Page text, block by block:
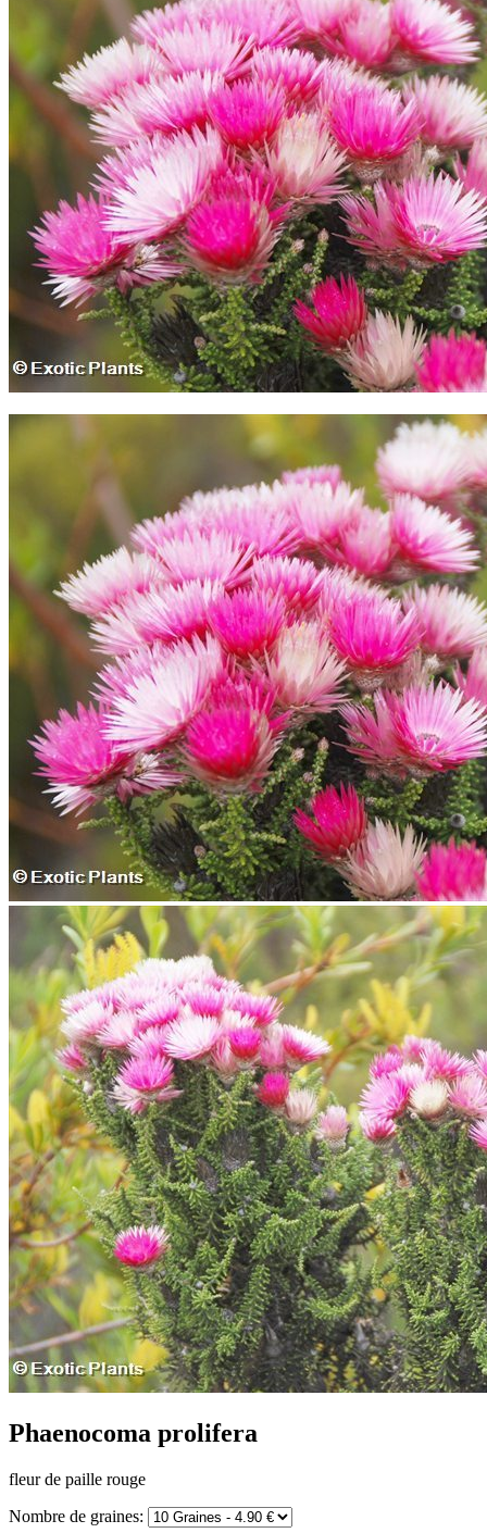
Phaenocoma prolifera
fleur de paille rouge
Nombre de graines: